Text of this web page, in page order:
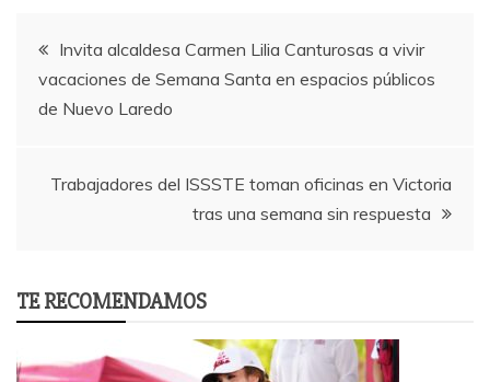
Post
navigation
Invita alcaldesa Carmen Lilia Canturosas a vivir
vacaciones de Semana Santa en espacios públicos
de Nuevo Laredo
Trabajadores del ISSSTE toman oficinas en Victoria
tras una semana sin respuesta
TE RECOMENDAMOS